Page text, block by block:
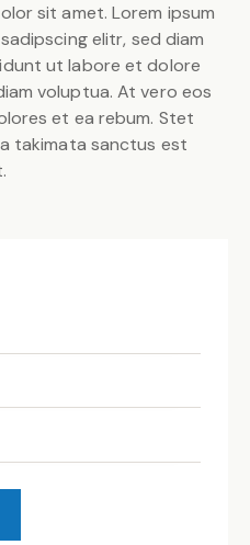
sit amet. Lorem ipsum
elitr, sed diam
ut labore et dolore
voluptua. At vero eos
et ea rebum. Stet
takimata sanctus est